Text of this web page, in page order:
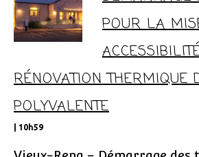
POUR LA
RÉNOVATION
POLYVALENTE
| 10h59